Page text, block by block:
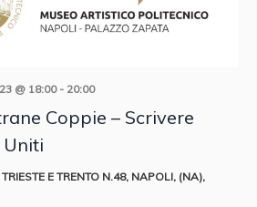
Coppie – Scrivere
@ 18:00- 20:00
E TRENTO N.48, NAPOLI, (NA),